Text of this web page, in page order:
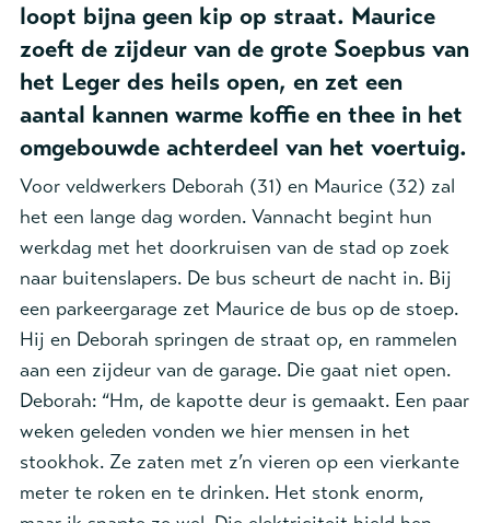
loopt bijna geen kip op straat. Maurice
zoeft de zijdeur van de grote Soepbus van
het Leger des heils open, en zet een
aantal kannen warme koffie en thee in het
omgebouwde achterdeel van het voertuig.
Voor veldwerkers Deborah (31) en Maurice (32) zal
het een lange dag worden. Vannacht begint hun
werkdag met het doorkruisen van de stad op zoek
naar buitenslapers. De bus scheurt de nacht in. Bij
een parkeergarage zet Maurice de bus op de stoep.
Hij en Deborah springen de straat op, en rammelen
aan een zijdeur van de garage. Die gaat niet open.
Deborah: “Hm, de kapotte deur is gemaakt. Een paar
weken geleden vonden we hier mensen in het
stookhok. Ze zaten met z’n vieren op een vierkante
meter te roken en te drinken. Het stonk enorm,